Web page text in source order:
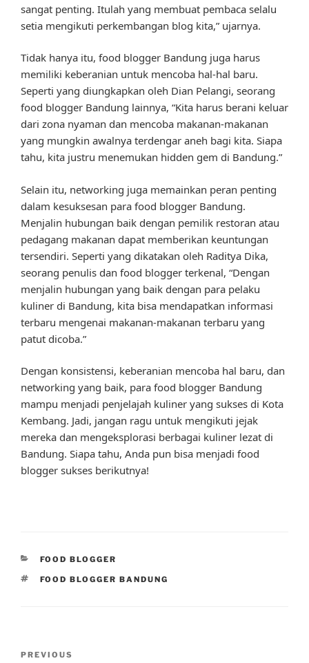
sangat penting. Itulah yang membuat pembaca selalu
setia mengikuti perkembangan blog kita,” ujarnya.
Tidak hanya itu, food blogger Bandung juga harus
memiliki keberanian untuk mencoba hal-hal baru.
Seperti yang diungkapkan oleh Dian Pelangi, seorang
food blogger Bandung lainnya, “Kita harus berani keluar
dari zona nyaman dan mencoba makanan-makanan
yang mungkin awalnya terdengar aneh bagi kita. Siapa
tahu, kita justru menemukan hidden gem di Bandung.”
Selain itu, networking juga memainkan peran penting
dalam kesuksesan para food blogger Bandung.
Menjalin hubungan baik dengan pemilik restoran atau
pedagang makanan dapat memberikan keuntungan
tersendiri. Seperti yang dikatakan oleh Raditya Dika,
seorang penulis dan food blogger terkenal, “Dengan
menjalin hubungan yang baik dengan para pelaku
kuliner di Bandung, kita bisa mendapatkan informasi
terbaru mengenai makanan-makanan terbaru yang
patut dicoba.”
Dengan konsistensi, keberanian mencoba hal baru, dan
networking yang baik, para food blogger Bandung
mampu menjadi penjelajah kuliner yang sukses di Kota
Kembang. Jadi, jangan ragu untuk mengikuti jejak
mereka dan mengeksplorasi berbagai kuliner lezat di
Bandung. Siapa tahu, Anda pun bisa menjadi food
blogger sukses berikutnya!
CATEGORIES
FOOD BLOGGER
TAGS
FOOD BLOGGER BANDUNG
Previous
PREVIOUS